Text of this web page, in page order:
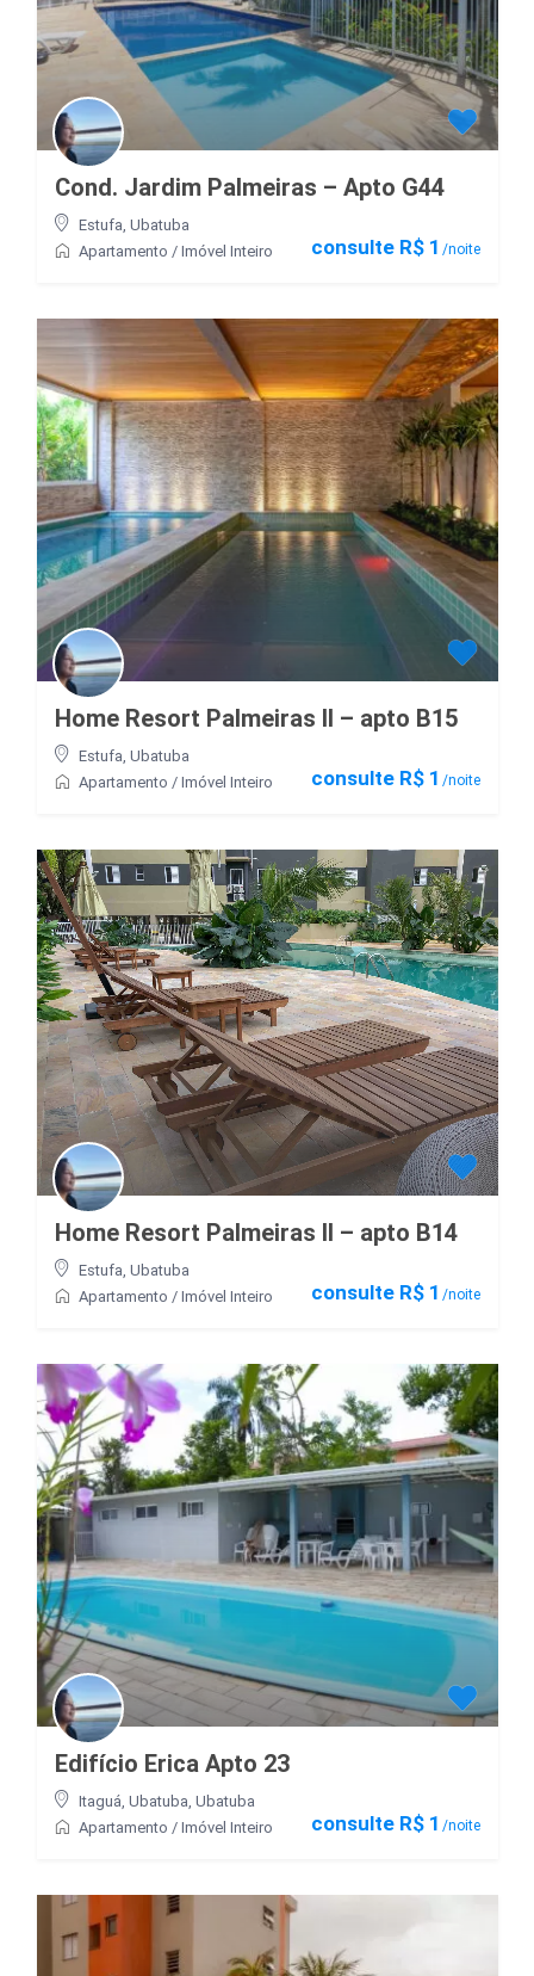
consulte R$ 1 /noite
Cond. Jardim Palmeiras – Apto G44
Estufa, Ubatuba
Apartamento / Imóvel Inteiro
consulte R$ 1 /noite
Home Resort Palmeiras II – apto B15
Estufa, Ubatuba
Apartamento / Imóvel Inteiro
consulte R$ 1 /noite
Home Resort Palmeiras II – apto B14
Estufa, Ubatuba
Apartamento / Imóvel Inteiro
consulte R$ 1 /noite
Edifício Erica Apto 23
Itaguá, Ubatuba, Ubatuba
Apartamento / Imóvel Inteiro